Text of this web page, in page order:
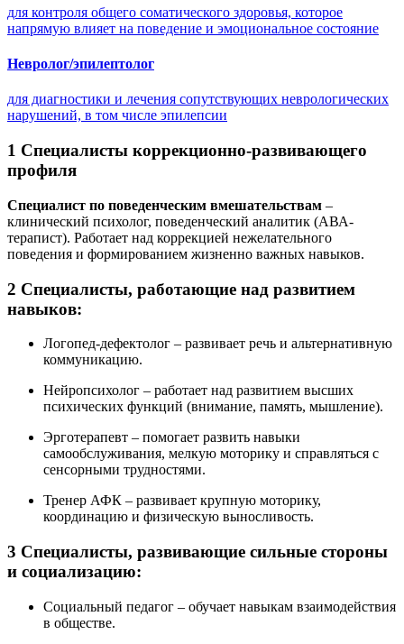
для контроля общего соматического здоровья, которое
напрямую влияет на поведение и эмоциональное состояние
Невролог/эпилептолог
для диагностики и лечения сопутствующих неврологических
нарушений, в том числе эпилепсии
1 Специалисты коррекционно-развивающего
профиля
Специалист по поведенческим вмешательствам –
клинический психолог, поведенческий аналитик (АВА-
терапист). Работает над коррекцией нежелательного
поведения и формированием жизненно важных навыков.
2 Специалисты, работающие над развитием
навыков:
Логопед-дефектолог – развивает речь и альтернативную
коммуникацию.
Нейропсихолог – работает над развитием высших
психических функций (внимание, память, мышление).
Эрготерапевт – помогает развить навыки
самообслуживания, мелкую моторику и справляться с
сенсорными трудностями.
Тренер АФК – развивает крупную моторику,
координацию и физическую выносливость.
3 Специалисты, развивающие сильные стороны
и социализацию:
Социальный педагог – обучает навыкам взаимодействия
в обществе.